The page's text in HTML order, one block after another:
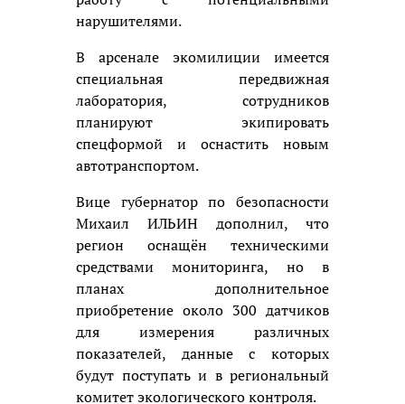
нарушителями.
В арсенале экомилиции имеется
специальная передвижная
лаборатория, сотрудников
планируют экипировать
спецформой и оснастить новым
автотранспортом.
Вице губернатор по безопасности
Михаил ИЛЬИН дополнил, что
регион оснащён техническими
средствами мониторинга, но в
планах дополнительное
приобретение около 300 датчиков
для измерения различных
показателей, данные с которых
будут поступать и в региональный
комитет экологического контроля.